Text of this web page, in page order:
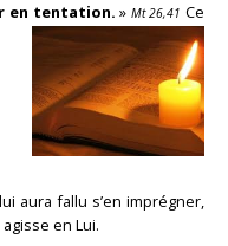
en tentation. » Mt 26,41 Ce
aura fallu s’en imprégner,
en Lui.